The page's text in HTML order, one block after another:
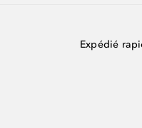
Expédié